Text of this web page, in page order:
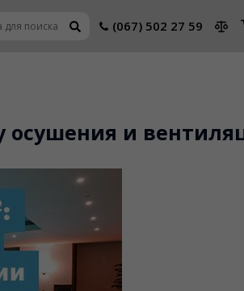
(067) 502 27 59
осушения и